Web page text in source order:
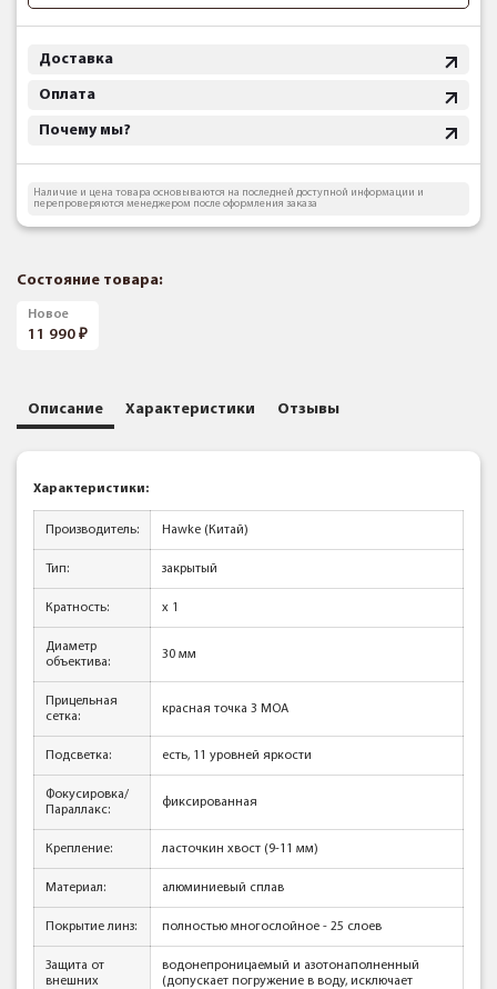
Доставка
Оплата
Почему мы?
Наличие и цена товара основываются на последней доступной информации и
перепроверяются менеджером после оформления заказа
Состояние товара:
Новое
11 990
Описание Характеристики Отзывы
Характеристики:
Производитель: Hawke (Китай)
Тип: закрытый
Кратность: x 1
Диаметр
объектива:
30 мм
Прицельная
сетка:
красная точка 3 МОА
Подсветка: есть, 11 уровней яркости
Фокусировка/
Параллакс:
фиксированная
Крепление: ласточкин хвост (9-11 мм)
Материал: алюминиевый сплав
Покрытие линз: полностью многослойное - 25 слоев
Защита от
внешних
водонепроницаемый и азотонаполненный
(допускает погружение в воду, исключает